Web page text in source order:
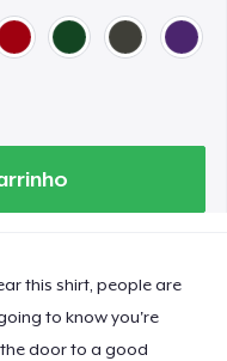
this shirt, people are
to know you're
door to a good